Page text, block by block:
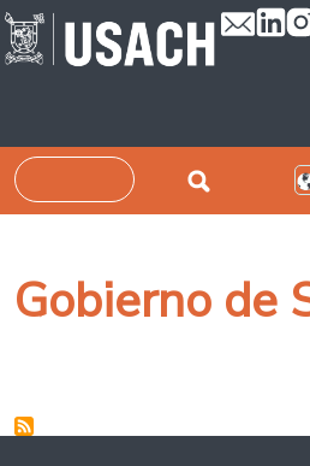
Passar para o conteúdo principal
Pesquisar
Gobierno de